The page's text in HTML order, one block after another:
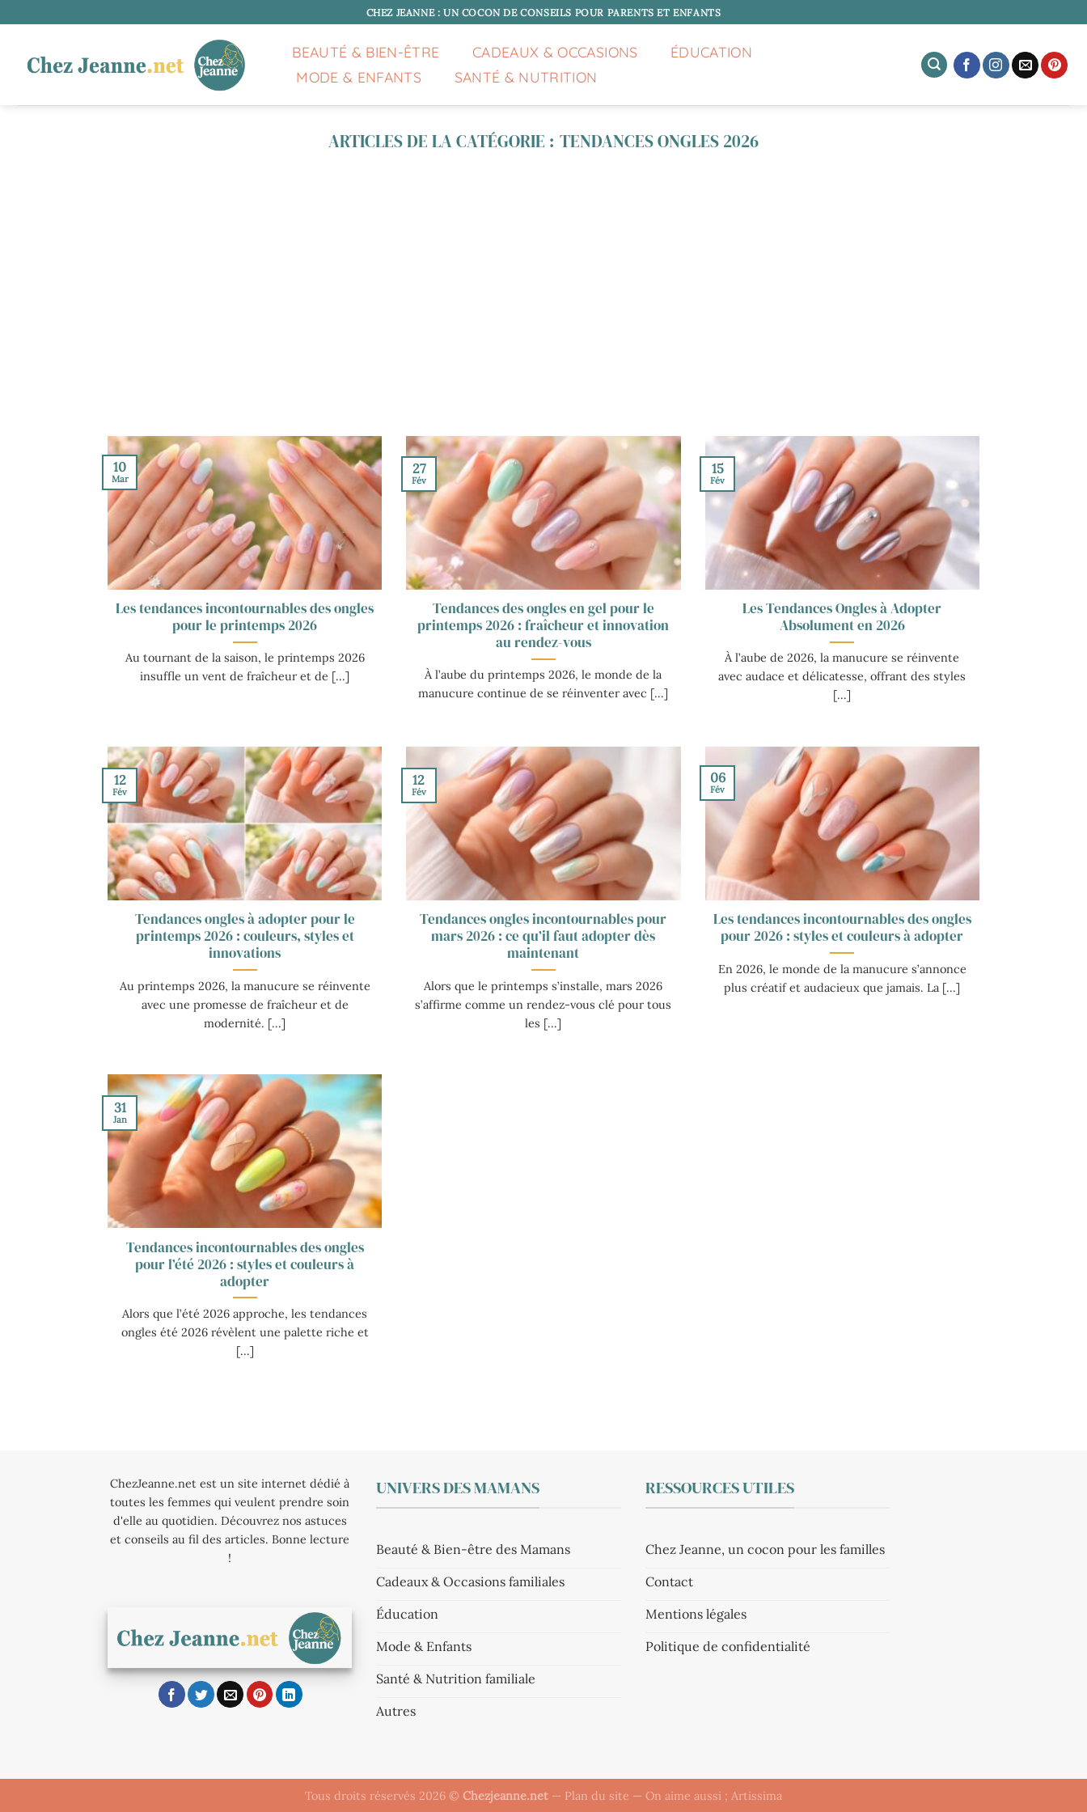
au
CHEZ JEANNE : UN COCON DE CONSEILS POUR PARENTS ET ENFANTS
BEAUTÉ & BIEN-ÊTRE CADEAUX & OCCASIONS
ÉDUCATION
MODE & ENFANTS
SANTÉ & NUTRITION
TENDANCES ONGLES 2026
Les tendances incontournables des ongles
pour le printemps 2026
Au tournant de la saison, le printemps 2026
insuffle un vent de fraîcheur et de [...]
10
Mar
Tendances des ongles en gel pour le
printemps 2026 : fraîcheur et innovation
au rendez-vous
À l’aube du printemps 2026, le monde de la
manucure continue de se réinventer avec [...]
27
Fév
Les Tendances Ongles à Adopter
Absolument en 2026
À l’aube de 2026, la manucure se réinvente
avec audace et délicatesse, offrant des styles
[...]
15
Fév
Tendances ongles à adopter pour le
printemps 2026 : couleurs, styles et
innovations
Au printemps 2026, la manucure se réinvente
avec une promesse de fraîcheur et de
modernité. [...]
12
Fév
Tendances ongles incontournables pour
mars 2026 : ce qu’il faut adopter dès
maintenant
Alors que le printemps s’installe, mars 2026
s’affirme comme un rendez-vous clé pour tous
les [...]
12
Fév
Les tendances incontournables des ongles
pour 2026 : styles et couleurs à adopter
En 2026, le monde de la manucure s’annonce
plus créatif et audacieux que jamais. La [...]
06
Fév
Tendances incontournables des ongles
pour l’été 2026 : styles et couleurs à
adopter
Alors que l’été 2026 approche, les tendances
ongles été 2026 révèlent une palette riche et
[...]
31
Jan
ChezJeanne.net est un site internet dédié à
toutes les femmes qui veulent prendre soin
d'elle au quotidien. Découvrez nos astuces
et conseils au fil des articles. Bonne lecture
!
UNIVERS DES MAMANS
Beauté & Bien-être des Mamans
Cadeaux & Occasions familiales
Éducation
Mode & Enfants
Santé & Nutrition familiale
Autres
RESSOURCES UTILES
Chez Jeanne, un cocon pour les familles
Contact
Mentions légales
Politique de confidentialité
Tous droits réservés 2026 © Chezjeanne.net — Plan du site — On aime aussi ; Artissima